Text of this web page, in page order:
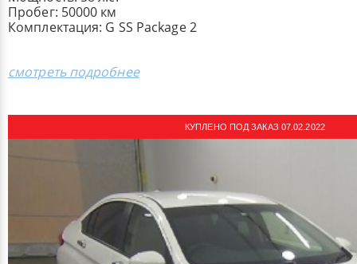
Пробег: 50000 км
Комплектация: G SS Package 2
смотреть подробнее
КУПЛЕНО ПОД ЗАКАЗ 07.02.2022